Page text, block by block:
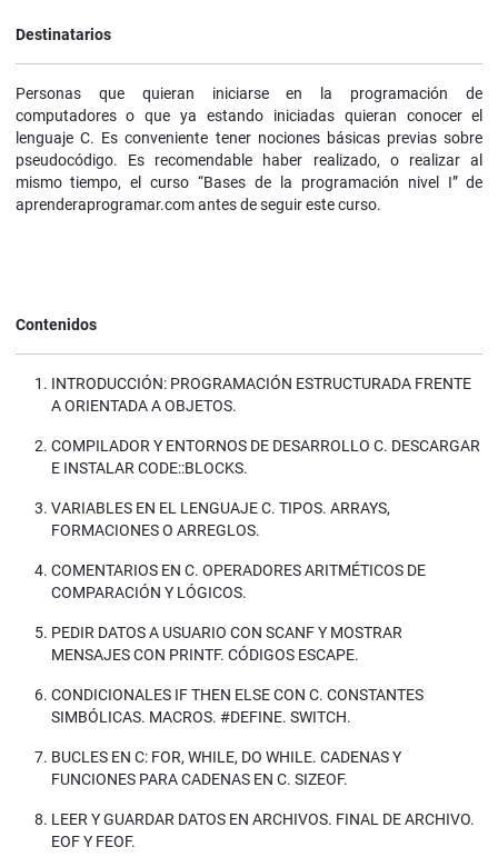
Destinatarios
Personas que quieran iniciarse en la programación de
computadores o que ya estando iniciadas quieran conocer el
lenguaje C. Es conveniente tener nociones básicas previas sobre
pseudocódigo. Es recomendable haber realizado, o realizar al
mismo tiempo, el curso “Bases de la programación nivel I” de
aprenderaprogramar.com antes de seguir este curso.
Contenidos
INTRODUCCIÓN: PROGRAMACIÓN ESTRUCTURADA FRENTE
A ORIENTADA A OBJETOS.
COMPILADOR Y ENTORNOS DE DESARROLLO C. DESCARGAR
E INSTALAR CODE::BLOCKS.
VARIABLES EN EL LENGUAJE C. TIPOS. ARRAYS,
FORMACIONES O ARREGLOS.
COMENTARIOS EN C. OPERADORES ARITMÉTICOS DE
COMPARACIÓN Y LÓGICOS.
PEDIR DATOS A USUARIO CON SCANF Y MOSTRAR
MENSAJES CON PRINTF. CÓDIGOS ESCAPE.
CONDICIONALES IF THEN ELSE CON C. CONSTANTES
SIMBÓLICAS. MACROS. #DEFINE. SWITCH.
BUCLES EN C: FOR, WHILE, DO WHILE. CADENAS Y
FUNCIONES PARA CADENAS EN C. SIZEOF.
LEER Y GUARDAR DATOS EN ARCHIVOS. FINAL DE ARCHIVO.
EOF Y FEOF.